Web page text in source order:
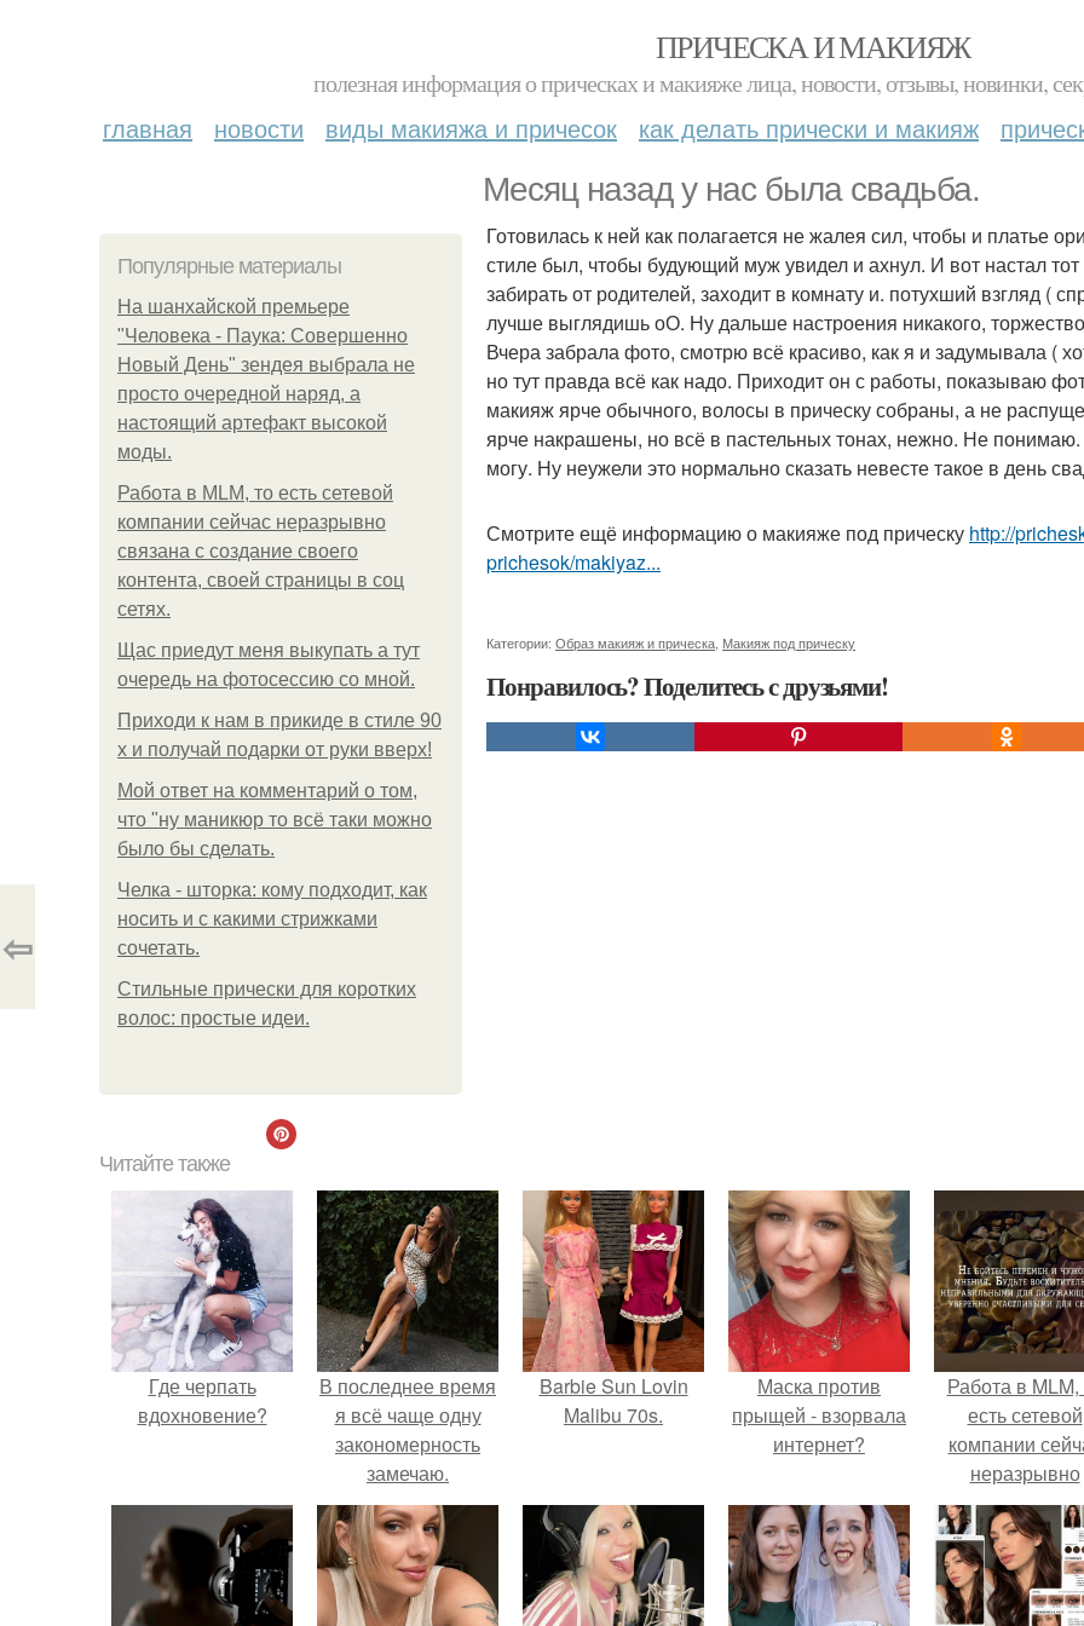
ПРИЧЕСКА И МАКИЯЖ
полезная информация о прическах и макияже лица, новости, отзывы, новинки,
главная новости виды макияжа и причесок как делать прически и макияж
Месяц назад у нас была свадьба.
Популярные материалы
На шанхайской премьере
"Человека - Паука: Совершенно
Новый День" зендея выбрала не
просто очередной наряд, а
настоящий артефакт высокой
моды.
Работа в MLM, то есть сетевой
компании сейчас неразрывно
связана с создание своего
контента, своей страницы в соц
сетях.
Щас приедут меня выкупать а тут
очередь на фотосессию со мной.
Приходи к нам в прикиде в стиле 90
х и получай подарки от руки вверх!
Мой ответ на комментарий о том,
что "ну маникюр то всё таки можно
было бы сделать.
Челка - шторка: кому подходит, как
носить и с какими стрижками
сочетать.
Стильные прически для коротких
волос: простые идеи.
Готовилась к ней как полагается не жалея сил, чтобы и платье
стиле был, чтобы будующий муж увидел и ахнул. И вот настал
забирать от родителей, заходит в комнату и. потухший взгляд (
лучше выглядишь оО. Ну дальше настроения никакого,
Вчера забрала фото, смотрю всё красиво, как я и задумывала (
но тут правда всё как надо. Приходит он с работы, показываю
макияж ярче обычного, волосы в прическу собраны, а не
ярче накрашены, но всё в пастельных тонах, нежно. Не понимаю.
могу. Ну неужели это нормально сказать невесте такое в день
Смотрите ещё информацию о макияже под прическу http://
prichesok/makiyaz...
Категории: Образ макияж и прическа Макияж под прическу
Понравилось? Поделитесь с друзьями!
⇦
Читайте также
Где черпать
вдохновение?
В последнее время
я всё чаще одну
закономерность
замечаю.
Barbie Sun Lovin
Malibu 70s.
Маска против
прыщей - взорвала
интернет?
Работа в MLM,
есть сетевой
компании
неразрывно
связана с
своего
своей
соц сетях.